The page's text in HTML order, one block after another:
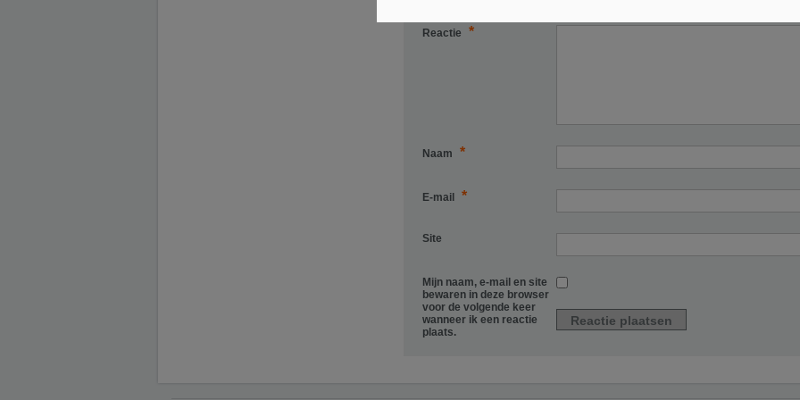
Reactie *
Naam *
E-mail *
Site
Mijn naam, e-mail en site
bewaren in deze browser
voor de volgende keer
wanneer ik een reactie
plaats.